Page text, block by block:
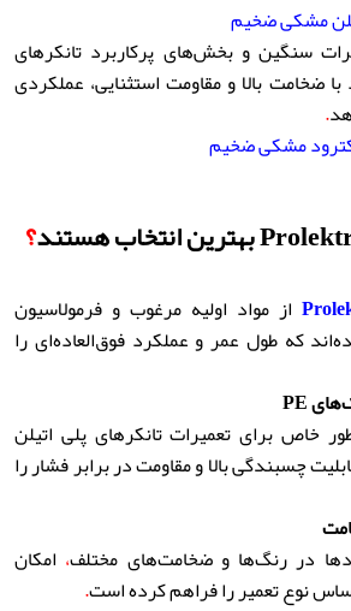
سنگین و بخش‌های پرکاربرد تانکرهای
با ضخامت بالا و مقاومت استثنایی، عملکردی
.
مشکی ضخیم
بهترین انتخاب هستند؟
از مواد اولیه مرغوب و فرمولاسیون
که طول عمر و عملکرد فوق‌العاده‌ای را
خاص برای تعمیرات تانکرهای پلی اتیلن
چسبندگی بالا و مقاومت در برابر فشار را
در رنگ‌ها و ضخامت‌های مختلف، امکان
نوع تعمیر را فراهم کرده است.